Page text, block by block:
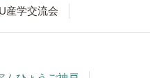
産学交流会